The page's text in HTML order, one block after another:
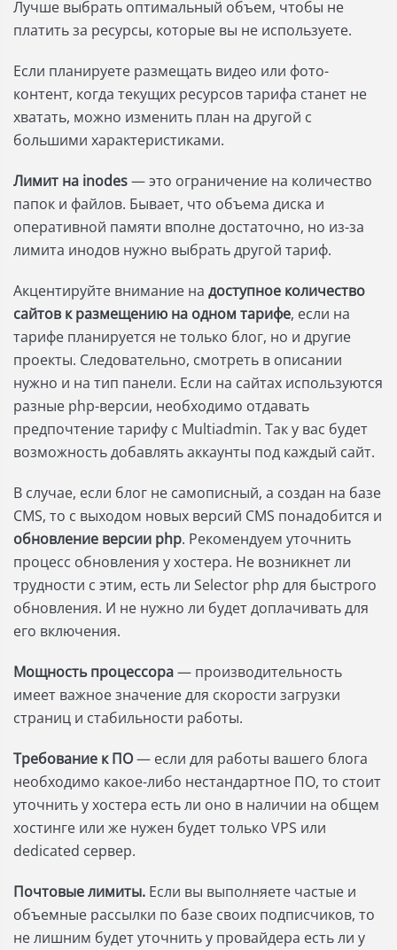
Лучше выбрать оптимальный объем, чтобы не
платить за ресурсы, которые вы не используете.
Если планируете размещать видео или фото-
контент, когда текущих ресурсов тарифа станет не
хватать, можно изменить план на другой с
большими характеристиками.
Лимит на inodes— это ограничение на количество
папок и файлов. Бывает, что объема диска и
оперативной памяти вполне достаточно, но из-за
лимита инодов нужно выбрать другой тариф.
Акцентируйте внимание на доступное количество
сайтов к размещению на одном тарифе, если на
тарифе планируется не только блог, но и другие
проекты. Следовательно, смотреть в описании
нужно и на тип панели. Если на сайтах используются
разные php-версии, необходимо отдавать
предпочтение тарифу с Multiadmin. Так у вас будет
возможность добавлять аккаунты под каждый сайт.
В случае, если блог не самописный, а создан на базе
CMS, то с выходом новых версий CMS понадобится и
обновление версии php. Рекомендуем уточнить
процесс обновления у хостера. Не возникнет ли
трудности с этим, есть ли Selector php для быстрого
обновления. И не нужно ли будет доплачивать для
его включения.
Мощность процессора— производительность
имеет важное значение для скорости загрузки
страниц и стабильности работы.
Требование к ПО— если для работы вашего блога
необходимо какое-либо нестандартное ПО, то стоит
уточнить у хостера есть ли оно в наличии на общем
хостинге или же нужен будет только VPS или
dedicated сервер.
Почтовые лимиты. Если вы выполняете частые и
объемные рассылки по базе своих подписчиков, то
не лишним будет уточнить у провайдера есть ли у